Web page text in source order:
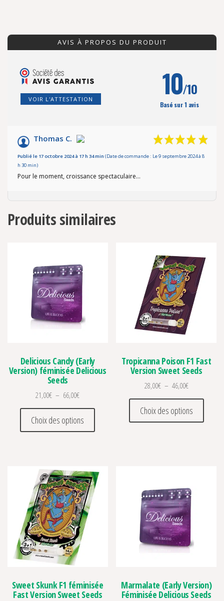
AVIS À PROPOS DU PRODUIT
VOIR L'ATTESTATION 10/10
Basé sur 1 avis
Thomas C.
Publié le 17 octobre 2024 à 17 h 34 min (Date de commande : Le 9 septembre 2024 à 8
h 30 min)
Pour le moment, croissance spectaculaire…
Produits similaires
Delicious Candy (Early
Version) féminisée Delicious
Seeds
21,00€ – 66,00€Plage de prix : 21,00€ à 66,00€
Choix des options
Ce produit a plusieurs variations. Les
Tropicanna Poison F1 Fast
Version Sweet Seeds
28,00€ – 46,00€Plage de prix
Choix des options
Ce
Sweet Skunk F1 féminisée
Fast Version Sweet Seeds
Marmalate (Early Version)
Féminisée Delicious Seeds